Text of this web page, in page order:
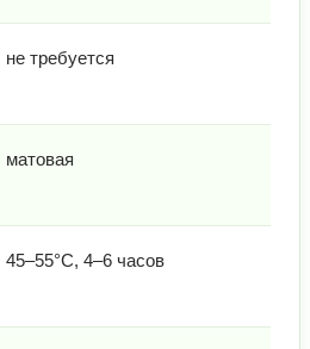
не требуется
матовая
45–55°C, 4–6 часов